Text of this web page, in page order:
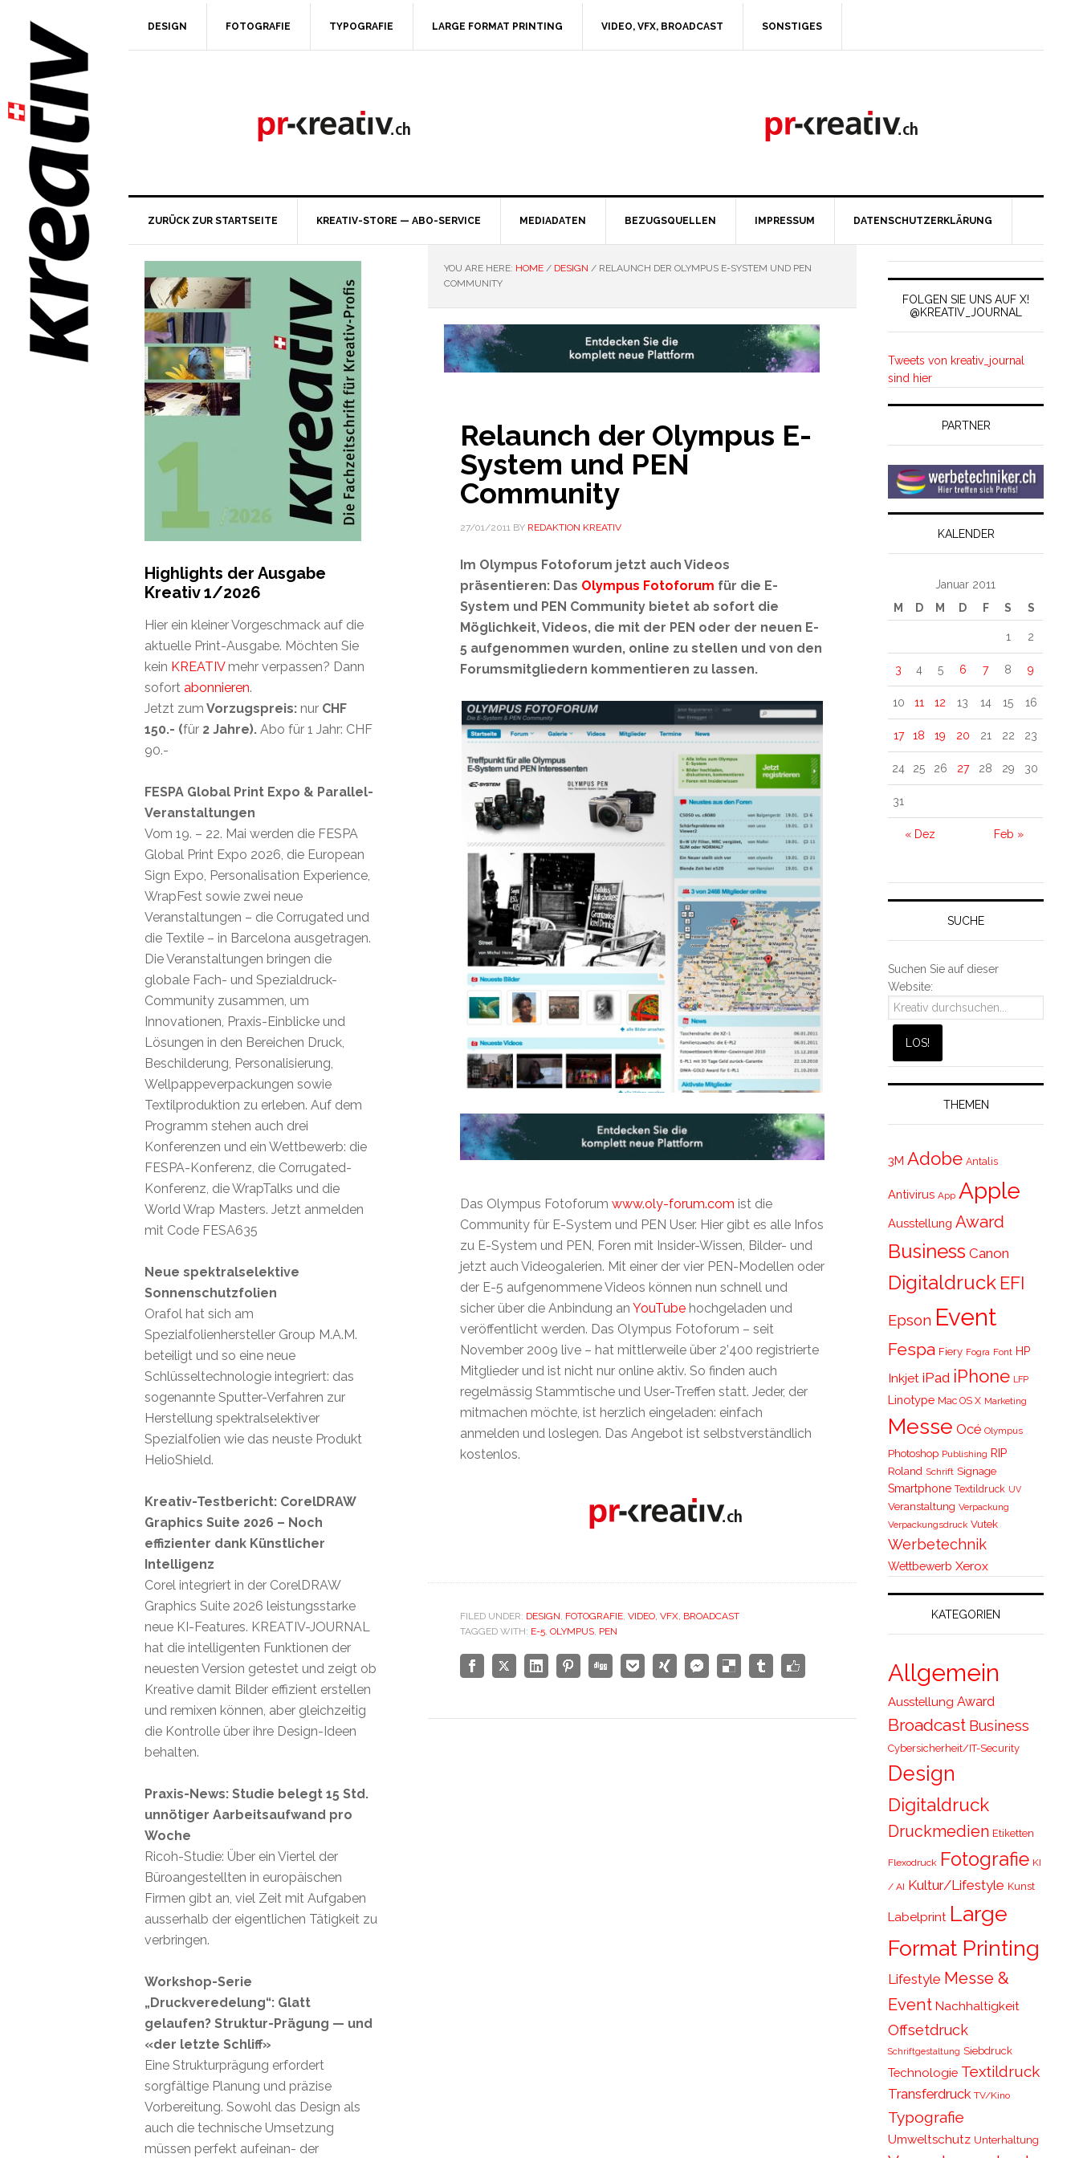
DESIGN FOTOGRAFIE TYPOGRAFIE LARGE FORMAT PRINTING VIDEO, VFX, BROADCAST SONSTIGES
ZURÜCK ZUR STARTSEITE KREATIV-STORE — ABO-SERVICE MEDIADATEN BEZUGSQUELLEN IMPRESSUM DATENSCHUTZERKLÄRUNG
YOU ARE HERE: HOME / DESIGN /RELAUNCH DER OLYMPUS E-SYSTEM UND PEN
COMMUNITY
Relaunch der Olympus E-
System und PEN
Community
27/01/2011BY REDAKTION KREATIV
Im Olympus Fotoforum jetzt auch Videos
präsentieren: Das Olympus Fotoforum für die E-
System und PEN Community bietet ab sofort die
Möglichkeit, Videos, die mit der PEN oder der neuen E-
5 aufgenommen wurden, online zu stellen und von den
Forumsmitgliedern kommentieren zu lassen.
Das Olympus Fotoforum www.oly-forum.com ist die
Community für E-System und PEN User. Hier gibt es alle Infos
zu E-System und PEN, Foren mit Insider-Wissen, Bilder- und
jetzt auch Videogalerien. Mit einer der vier PEN-Modellen oder
der E-5 aufgenommene Videos können nun schnell und
sicher über die Anbindung an YouTubehochgeladen und
veröffentlicht werden. Das Olympus Fotoforum – seit
November 2009 live – hat mittlerweile über 2’400 registrierte
Mitglieder und ist nicht nur online aktiv. So finden auch
regelmässig Stammtische und User-Treffen statt. Jeder, der
mitmachen möchte, ist herzlich eingeladen: einfach
anmelden und loslegen. Das Angebot ist selbstverständlich
kostenlos.
FILED UNDER: DESIGN, FOTOGRAFIE, VIDEO, VFX, BROADCAST
TAGGED WITH: E-5, OLYMPUS, PEN
FOLGEN SIE UNS AUF X!
@KREATIV_JOURNAL
Tweets von kreativ_journal
sind hier
PARTNER
KALENDER
Januar 2011
M
D M D F S S
« Dez Feb »
1 2
3 4 5 6 7 8 9
10 11 12 13 14 15 16
17 18 19 20 21 22 23
24 25 26 27 28 29 30
31
SUCHE
Suchen Sie auf dieser
Website:
THEMEN
3M Adobe Antalis
Antivirus App Apple
Ausstellung Award
Business Canon
Digitaldruck EFI
Epson Event
Fespa Fiery Fogra Font HP
Inkjet iPad iPhone LFP
Linotype Mac OS X Marketing
Messe Océ Olympus
Photoshop Publishing RIP
Roland Schrift Signage
Smartphone Textildruck UV
Veranstaltung Verpackung
Verpackungsdruck Vutek
Werbetechnik
Wettbewerb Xerox
KATEGORIEN
Allgemein
Ausstellung Award
Broadcast Business
Cybersicherheit/IT-Security
Design
Digitaldruck
Druckmedien Etiketten
Flexodruck Fotografie KI
/ AI Kultur/Lifestyle Kunst
Labelprint Large
Format Printing
Lifestyle Messe &
Event Nachhaltigkeit
Offsetdruck
Schriftgestaltung Siebdruck
Technologie Textildruck
Transferdruck TV/Kino
Typografie
Umweltschutz Unterhaltung
Highlights der Ausgabe
Kreativ 1/2026
Hier ein kleiner Vorgeschmack auf die
aktuelle Print-Ausgabe. Möchten Sie
kein KREATIVmehr verpassen? Dann
sofort abonnieren.
Jetzt zum Vorzugspreis: nur CHF
150.- (für 2 Jahre). Abo für 1 Jahr: CHF
90.-
FESPA Global Print Expo & Parallel-
Veranstaltungen
Vom 19. – 22. Mai werden die FESPA
Global Print Expo 2026, die European
Sign Expo, Personalisation Experience,
WrapFest sowie zwei neue
Veranstaltungen – die Corrugated und
die Textile – in Barcelona ausgetragen.
Die Veranstaltungen bringen die
globale Fach- und Spezialdruck-
Community zusammen, um
Innovationen, Praxis-Einblicke und
Lösungen in den Bereichen Druck,
Beschilderung, Personalisierung,
Wellpappeverpackungen sowie
Textilproduktion zu erleben. Auf dem
Programm stehen auch drei
Konferenzen und ein Wettbewerb: die
FESPA-Konferenz, die Corrugated-
Konferenz, die WrapTalks und die
World Wrap Masters. Jetzt anmelden
mit Code FESA635
Neue spektralselektive
Sonnenschutzfolien
Orafol hat sich am
Spezialfolienhersteller Group M.A.M.
beteiligt und so eine neue
Schlüsseltechnologie integriert: das
sogenannte Sputter-Verfahren zur
Herstellung spektralselektiver
Spezialfolien wie das neuste Produkt
HelioShield.
Kreativ-Testbericht: CorelDRAW
Graphics Suite 2026 – Noch
effizienter dank Künstlicher
Intelligenz
Corel integriert in der CorelDRAW
Graphics Suite 2026 leistungsstarke
neue KI-Features. KREATIV-JOURNAL
hat die intelligenten Funktionen der
neuesten Version getestet und zeigt ob
Kreative damit Bilder effizient erstellen
und remixen können, aber gleichzeitig
die Kontrolle über ihre Design-Ideen
behalten.
Praxis-News: Studie belegt 15 Std.
unnötiger Aarbeitsaufwand pro
Woche
Ricoh-Studie: Über ein Viertel der
Büroangestellten in europäischen
Firmen gibt an, viel Zeit mit Aufgaben
ausserhalb der eigentlichen Tätigkeit zu
verbringen.
Workshop-Serie
„Druckveredelung“: Glatt
gelaufen? Struktur-Prägung — und
«der letzte Schliff»
Eine Strukturprägung erfordert
sorgfältige Planung und präzise
Vorbereitung. Sowohl das Design als
auch die technische Umsetzung
müssen perfekt aufeinan- der